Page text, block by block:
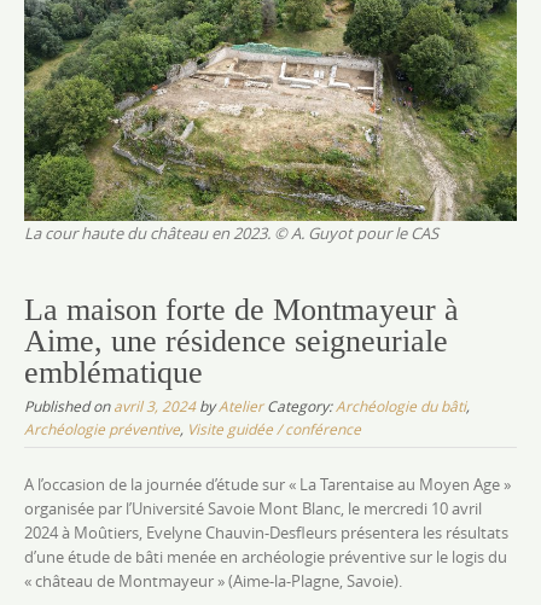
La cour haute du château en 2023. © A. Guyot pour le CAS
La maison forte de Montmayeur à
Aime, une résidence seigneuriale
emblématique
Published onavril 3, 2024byAtelierCategory: Archéologie du bâti,
Archéologie préventive, Visite guidée / conférence
A l’occasion de la journée d’étude sur « La Tarentaise au Moyen Age »
organisée par l’Université Savoie Mont Blanc, le mercredi 10 avril
2024 à Moûtiers, Evelyne Chauvin-Desfleurs présentera les résultats
d’une étude de bâti menée en archéologie préventive sur le logis du
« château de Montmayeur » (Aime-la-Plagne, Savoie).